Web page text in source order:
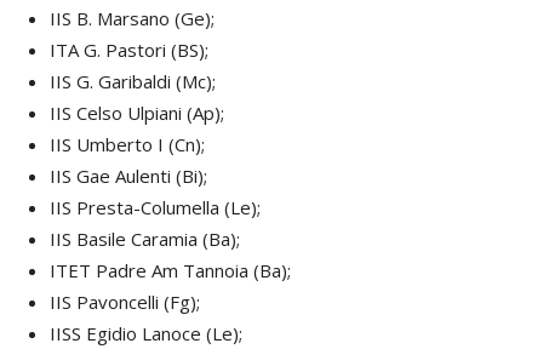
IIS B. Marsano (Ge);
ITA G. Pastori (BS);
IIS G. Garibaldi (Mc);
IIS Celso Ulpiani (Ap);
IIS Umberto I (Cn);
IIS Gae Aulenti (Bi);
IIS Presta-Columella (Le);
IIS Basile Caramia (Ba);
ITET Padre Am Tannoia (Ba);
IIS Pavoncelli (Fg);
IISS Egidio Lanoce (Le);